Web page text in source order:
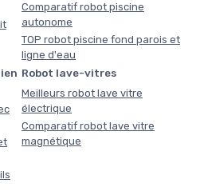
Comparatif robot piscine
autonome
TOP robot piscine fond parois et
ligne d'eau
Robot lave-vitres
Meilleurs robot lave vitre
électrique
Comparatif robot lave vitre
magnétique